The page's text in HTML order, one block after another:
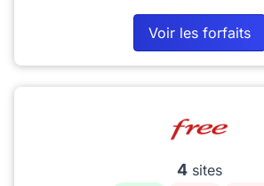
Voir les forfaits
4sites